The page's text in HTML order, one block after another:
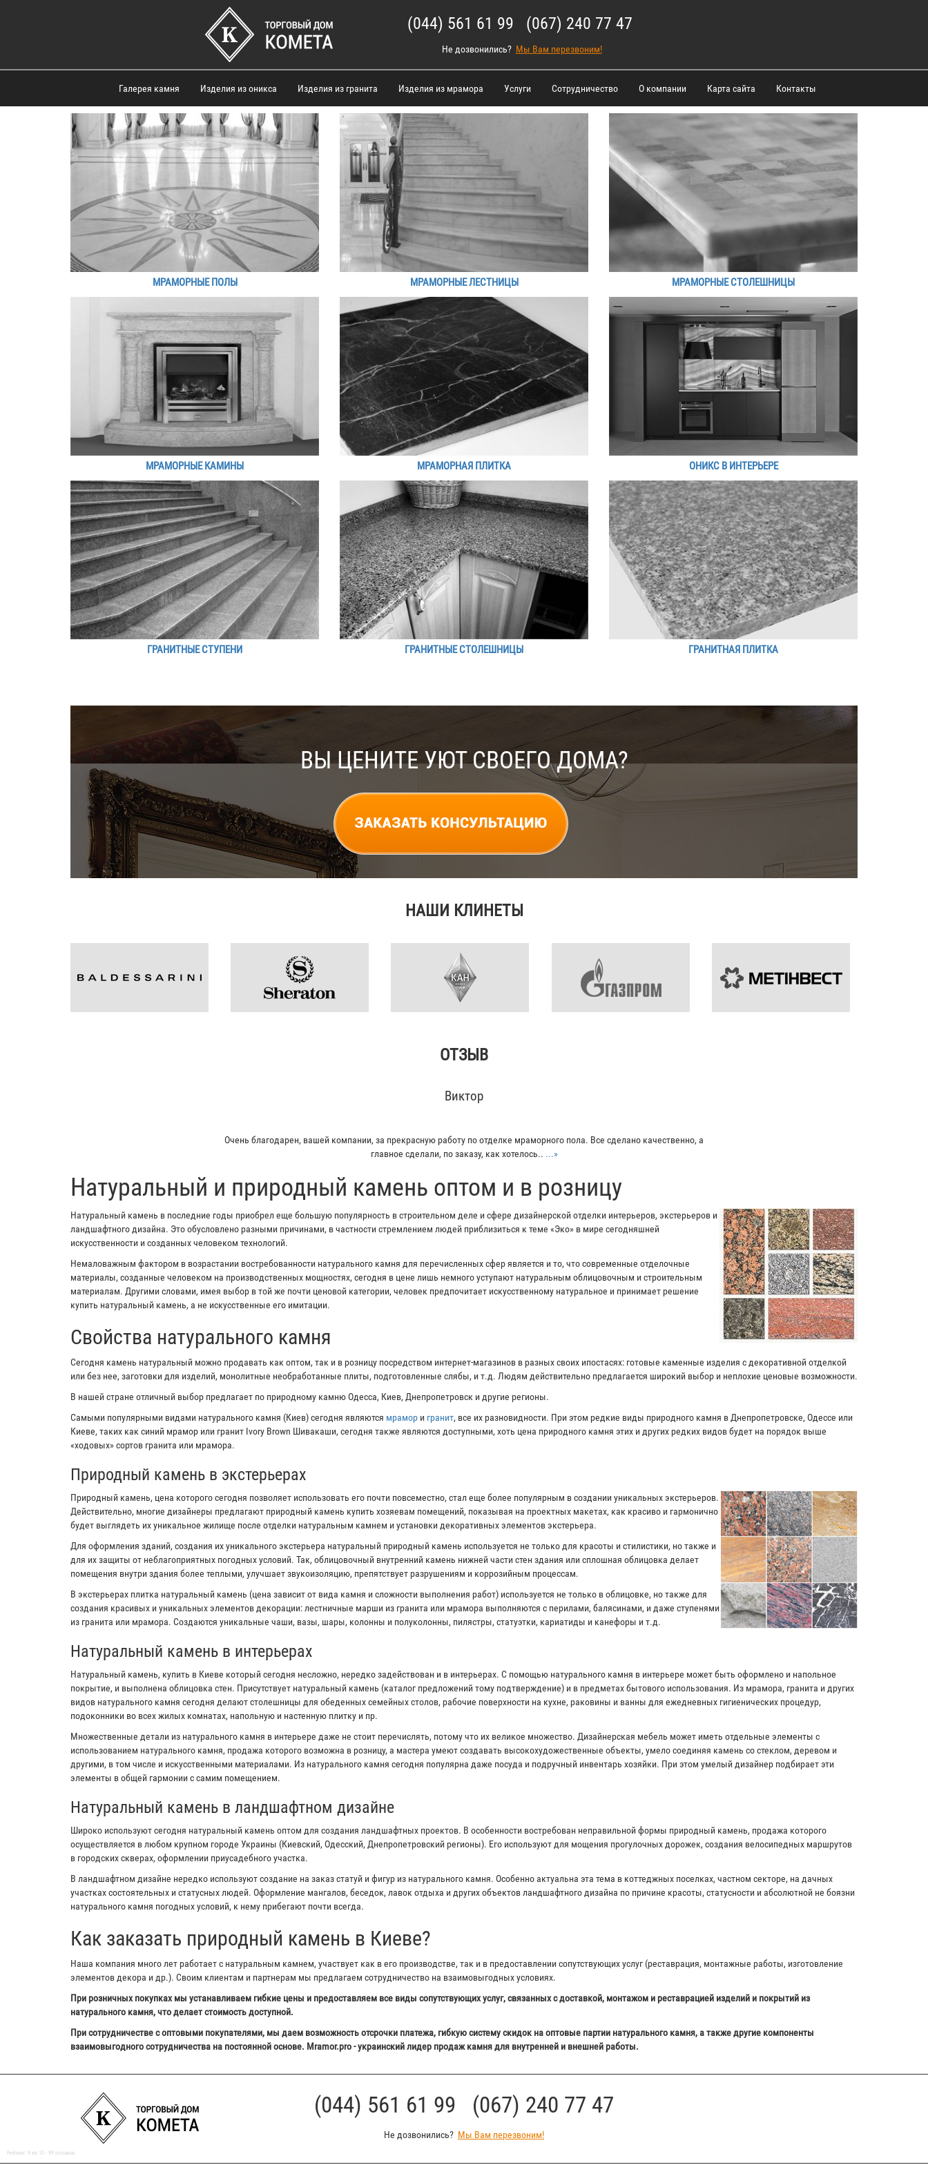
(044) 561 61 99 (067) 240 77 47
Не дозвонились? Мы Вам перезвоним!
Галерея камня Изделия из оникса Изделия из гранита Изделия из мрамора Услуги Сотрудничество О компании Карта сайта Контакты
МРАМОРНЫЕ ПОЛЫ МРАМОРНЫЕ ЛЕСТНИЦЫ МРАМОРНЫЕ СТОЛЕШНИЦЫ
МРАМОРНЫЕ КАМИНЫ МРАМОРНАЯ ПЛИТКА ОНИКС В ИНТЕРЬЕРЕ
ГРАНИТНЫЕ СТУПЕНИ ГРАНИТНЫЕ СТОЛЕШНИЦЫ ГРАНИТНАЯ ПЛИТКА
ВЫ ЦЕНИТЕ УЮТ СВОЕГО ДОМА?
НАШИ КЛИНЕТЫ
ОТЗЫВ
Кирилл
Мой отец заказывал плитку из гранита для своего дома. Больше всего понравилось - индивидуальный подход к клиенту.
Отец остался очень доволен......»
​Натуральный и природный камень оптом и в розницу
Натуральный камень в последние годы приобрел еще большую популярность в строительном деле и сфере дизайнерской отделки интерьеров, экстерьеров и
ландшафтного дизайна. Это обусловлено разными причинами, в частности стремлением людей приблизиться к теме «Эко» в мире сегодняшней
искусственности и созданных человеком технологий.
Немаловажным фактором в возрастании востребованности натурального камня для перечисленных сфер является и то, что современные отделочные
материалы, созданные человеком на производственных мощностях, сегодня в цене лишь немного уступают натуральным облицовочным и строительным
материалам. Другими словами, имея выбор в той же почти ценовой категории, человек предпочитает искусственному натуральное и принимает решение
купить натуральный камень, а не искусственные его имитации.
Свойства натурального камня
Сегодня камень натуральный можно продавать как оптом, так и в розницу посредством интернет-магазинов в разных своих ипостасях: готовые каменные изделия с декоративной отделкой
или без нее, заготовки для изделий, монолитные необработанные плиты, подготовленные слябы, и т.д. Людям действительно предлагается широкий выбор и неплохие ценовые возможности.
В нашей стране отличный выбор предлагает по природному камню Одесса, Киев, Днепропетровск и другие регионы.
Самыми популярными видами натурального камня (Киев) сегодня являются мрамор и гранит, все их разновидности. При этом редкие виды природного камня в Днепропетровске, Одессе или
Киеве, таких как синий мрамор или гранит Ivory Brown Шивакаши, сегодня также являются доступными, хоть цена природного камня этих и других редких видов будет на порядок выше
«ходовых» сортов гранита или мрамора.
Природный камень в экстерьерах
Природный камень, цена которого сегодня позволяет использовать его почти повсеместно, стал еще более популярным в создании уникальных экстерьеров.
Действительно, многие дизайнеры предлагают природный камень купить хозяевам помещений, показывая на проектных макетах, как красиво и гармонично
будет выглядеть их уникальное жилище после отделки натуральным камнем и установки декоративных элементов экстерьера.
Для оформления зданий, создания их уникального экстерьера натуральный природный камень используется не только для красоты и стилистики, но также и
для их защиты от неблагоприятных погодных условий. Так, облицовочный внутренний камень нижней части стен здания или сплошная облицовка делает
помещения внутри здания более теплыми, улучшает звукоизоляцию, препятствует разрушениям и коррозийным процессам.
В экстерьерах плитка натуральный камень (цена зависит от вида камня и сложности выполнения работ) используется не только в облицовке, но также для
создания красивых и уникальных элементов декорации: лестничные марши из гранита или мрамора выполняются с перилами, балясинами, и даже ступенями
из гранита или мрамора. Создаются уникальные чаши, вазы, шары, колонны и полуколонны, пилястры, статуэтки, кариатиды и канефоры и т.д.
Натуральный камень в интерьерах
Натуральный камень, купить в Киеве который сегодня несложно, нередко задействован и в интерьерах. С помощью натурального камня в интерьере может быть оформлено и напольное
покрытие, и выполнена облицовка стен. Присутствует натуральный камень (каталог предложений тому подтверждение) и в предметах бытового использования. Из мрамора, гранита и других
видов натурального камня сегодня делают столешницы для обеденных семейных столов, рабочие поверхности на кухне, раковины и ванны для ежедневных гигиенических процедур,
подоконники во всех жилых комнатах, напольную и настенную плитку и пр.
Множественные детали из натурального камня в интерьере даже не стоит перечислять, потому что их великое множество. Дизайнерская мебель может иметь отдельные элементы с
использованием натурального камня, продажа которого возможна в розницу, а мастера умеют создавать высокохудожественные объекты, умело соединяя камень со стеклом, деревом и
другими, в том числе и искусственными материалами. Из натурального камня сегодня популярна даже посуда и подручный инвентарь хозяйки. При этом умелый дизайнер подбирает эти
элементы в общей гармонии с самим помещением.
Натуральный камень в ландшафтном дизайне
Широко используют сегодня натуральный камень оптом для создания ландшафтных проектов. В особенности востребован неправильной формы природный камень, продажа которого
осуществляется в любом крупном городе Украины (Киевский, Одесский, Днепропетровский регионы). Его используют для мощения прогулочных дорожек, создания велосипедных маршрутов
в городских скверах, оформлении приусадебного участка.
В ландшафтном дизайне нередко используют создание на заказ статуй и фигур из натурального камня. Особенно актуальна эта тема в коттеджных поселках, частном секторе, на дачных
участках состоятельных и статусных людей. Оформление мангалов, беседок, лавок отдыха и других объектов ландшафтного дизайна по причине красоты, статусности и абсолютной не боязни
натурального камня погодных условий, к нему прибегают почти всегда.
Как заказать природный камень в Киеве?
Наша компания много лет работает с натуральным камнем, участвует как в его производстве, так и в предоставлении сопутствующих услуг (реставрация, монтажные работы, изготовление
элементов декора и др.). Своим клиентам и партнерам мы предлагаем сотрудничество на взаимовыгодных условиях.
При розничных покупках мы устанавливаем гибкие цены и предоставляем все виды сопутствующих услуг, связанных с доставкой, монтажом и реставрацией изделий и покрытий из
натурального камня, что делает стоимость доступной.
При сотрудничестве с оптовыми покупателями, мы даем возможность отсрочки платежа, гибкую систему скидок на оптовые партии натурального камня, а также другие компоненты
взаимовыгодного сотрудничества на постоянной основе. Mramor.pro - украинский лидер продаж камня для внутренней и внешней работы.
(044) 561 61 99 (067) 240 77 47
Не дозвонились? Мы Вам перезвоним!
Рейтинг: 9 из 10 99 отзывов.